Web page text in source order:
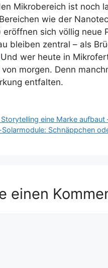
Mikrobereich ist noch
wie der
eröffnen sich völlig neue
bleiben zentral – als
wer heute in
morgen. Denn
entfalten.
eine Marke
Schnäppchen
einen